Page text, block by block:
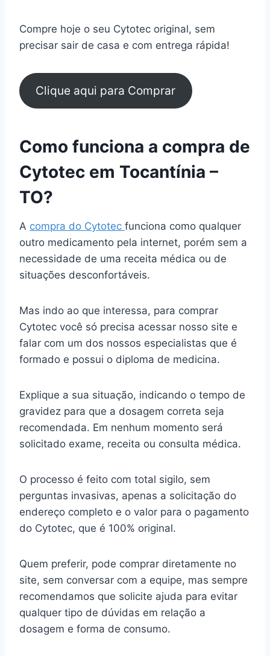
Compre hoje o seu Cytotec original, sem
precisar sair de casa e com entrega rápida!
Clique aqui para Comprar
Como funciona a compra de
Cytotec em Tocantínia –
TO?
A compra do Cytotec funciona como qualquer
outro medicamento pela internet, porém sem a
necessidade de uma receita médica ou de
situações desconfortáveis.
Mas indo ao que interessa, para comprar
Cytotec você só precisa acessar nosso site e
falar com um dos nossos especialistas que é
formado e possui o diploma de medicina.
Explique a sua situação, indicando o tempo de
gravidez para que a dosagem correta seja
recomendada. Em nenhum momento será
solicitado exame, receita ou consulta médica.
O processo é feito com total sigilo, sem
perguntas invasivas, apenas a solicitação do
endereço completo e o valor para o pagamento
do Cytotec, que é 100% original.
Quem preferir, pode comprar diretamente no
site, sem conversar com a equipe, mas sempre
recomendamos que solicite ajuda para evitar
qualquer tipo de dúvidas em relação a
dosagem e forma de consumo.